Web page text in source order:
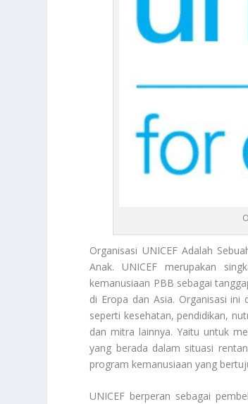
Organisasi UNICEFAdalah
Anak. UNICEF merupakan
kemanusiaan PBB sebagai
di Eropa dan Asia. Organisasi
seperti kesehatan, pendidikan,
dan mitra lainnya. Yaitu untuk
yang berada dalam situasi
program kemanusiaan yang
UNICEF berperan sebagai